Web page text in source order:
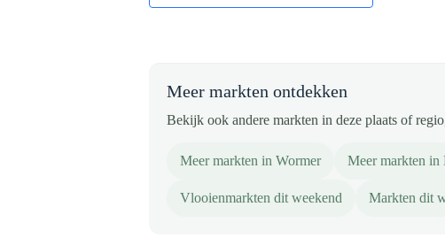
Meer markten ontdekken
Bekijk ook andere markten in deze plaats of
Meer markten in Wormer Meer markten
Vlooienmarkten dit weekend Markten dit